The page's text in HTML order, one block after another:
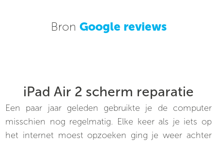
Bron Google reviews
iPad Air 2 scherm reparatie
Een paar jaar geleden gebruikte je de computer
misschien nog regelmatig. Elke keer als je iets op
het internet moest opzoeken ging je weer achter